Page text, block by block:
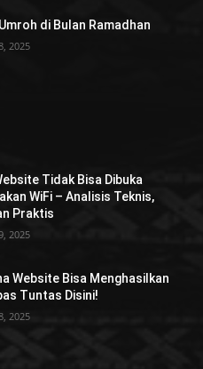
di Bulan Ramadhan
2025
Tidak Bisa Dibuka
WiFi – Analisis Teknis,
Praktis
2025
Website Bisa Menghasilkan
Tuntas Disini!
2025